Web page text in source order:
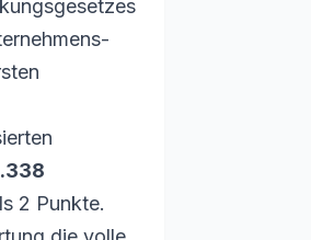
2 Punkte.